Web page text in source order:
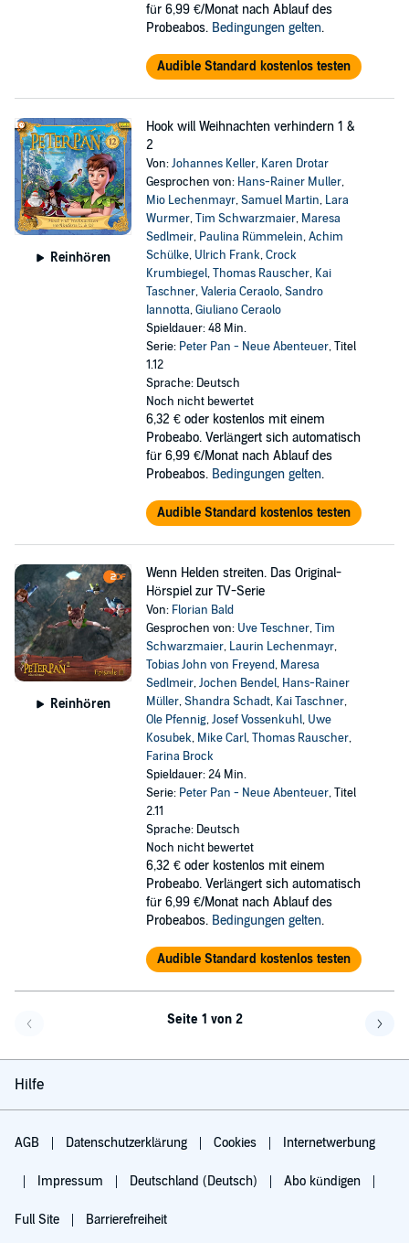
für 6,99 €/Monat nach Ablauf des
Probeabos. Bedingungen gelten.
Audible Standard kostenlos testen
Reinhören
Hook will Weihnachten verhindern 1 &
2
Von:Johannes Keller, Karen Drotar
Gesprochen von: Hans-Rainer Muller,
Mio Lechenmayr,Samuel Martin, Lara
Wurmer,Tim Schwarzmaier, Maresa
Sedlmeir, Paulina Rümmelein,Achim
Schülke, Ulrich Frank,Crock
Krumbiegel,Thomas Rauscher, Kai
Taschner,Valeria Ceraolo,Sandro
Iannotta,Giuliano Ceraolo
Spieldauer: 48 Min.
Serie: Peter Pan - Neue Abenteuer, Titel
1.12
Sprache: Deutsch
Noch nicht bewertet
6,32 € oder kostenlos mit einem
Probeabo. Verlängert sich automatisch
für 6,99 €/Monat nach Ablauf des
Probeabos. Bedingungen gelten.
Audible Standard kostenlos testen
Reinhören
Wenn Helden streiten. Das Original-
Hörspiel zur TV-Serie
Von: Florian Bald
Gesprochen von: Uve Teschner,Tim
Schwarzmaier, Laurin Lechenmayr,
Tobias John von Freyend, Maresa
Sedlmeir,Jochen Bendel, Hans-Rainer
Müller,Shandra Schadt, Kai Taschner,
Ole Pfennig,Josef Vossenkuhl, Uwe
Kosubek, Mike Carl,Thomas Rauscher,
Farina Brock
Spieldauer: 24 Min.
Serie: Peter Pan - Neue Abenteuer, Titel
2.11
Sprache: Deutsch
Noch nicht bewertet
6,32 € oder kostenlos mit einem
Probeabo. Verlängert sich automatisch
für 6,99 €/Monat nach Ablauf des
Probeabos. Bedingungen gelten.
Audible Standard kostenlos testen
Seite 1 von 2
Hilfe
AGB Datenschutzerklärung Cookies Internetwerbung
Impressum Deutschland (Deutsch) Abo kündigen
Full Site Barrierefreiheit